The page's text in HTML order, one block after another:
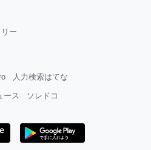
ー
人力検索はてな
ース ソレドコ